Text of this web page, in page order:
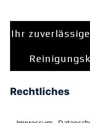
Ihr
Rechtliches